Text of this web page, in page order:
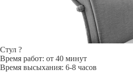
Стул ?
Время работ: от 40 минут
Время высыхания: 6-8 часов